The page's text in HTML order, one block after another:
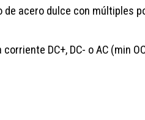
de acero dulce con múltiples
DC+, DC- o AC (min